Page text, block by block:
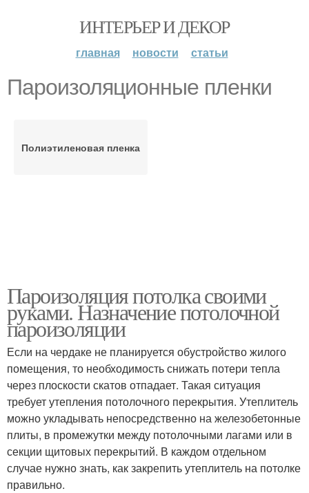
ИНТЕРЬЕР И ДЕКОР
главная новости статьи
Пароизоляционные пленки
Полиэтиленовая пленка
Пароизоляция потолка своими
руками. Назначение потолочной
пароизоляции
Если на чердаке не планируется обустройство жилого
помещения, то необходимость снижать потери тепла
через плоскости скатов отпадает. Такая ситуация
требует утепления потолочного перекрытия. Утеплитель
можно укладывать непосредственно на железобетонные
плиты, в промежутки между потолочными лагами или в
секции щитовых перекрытий. В каждом отдельном
случае нужно знать, как закрепить утеплитель на потолке
правильно.